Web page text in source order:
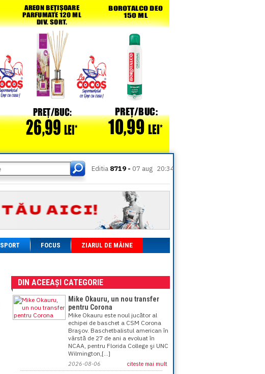
Editia 8719 - 07 aug 20:34
SPORT FOCUS ZIARUL DE MÂINE
DIN ACEEAȘI CATEGORIE
Mike Okauru, un nou transfer
pentru Corona
Mike Okauru este noul jucător al
echipei de baschet a CSM Corona
Braşov. Baschetbalistul american în
vârstă de 27 de ani a evoluat în
NCAA, pentru Florida College şi UNC
Wilmington,[...]
2026-08-06 citeste mai mult